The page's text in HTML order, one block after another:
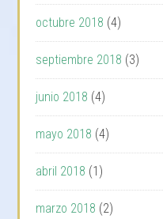
octubre 2018 (4)
septiembre 2018 (3)
junio 2018 (4)
mayo 2018 (4)
abril 2018 (1)
marzo 2018 (2)